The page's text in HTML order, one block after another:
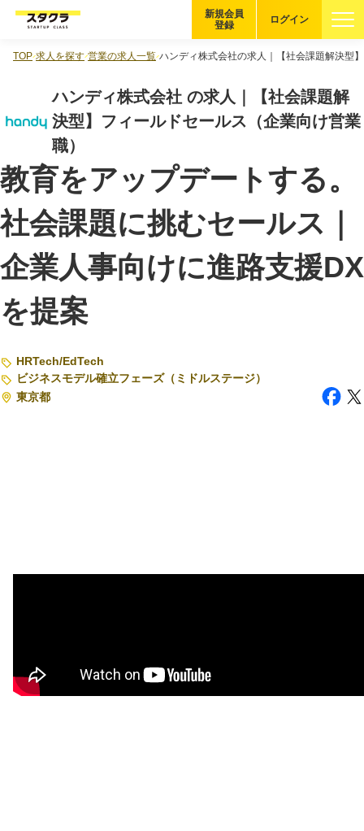
企業を探す
適性診断
スタクラが選ばれる理由
紹介する企業について
登録者の転職・副業実績
Startup Magazine
注目スタートアップ
ログイン
新規会員
登録
TOP 求人を探す 営業の求人一覧 ハンディ株式会社の求人｜【社会課題解決型
ハンディ株式会社 の求人｜【社会課題解
決型】フィールドセールス（企業向け営業
職）
教育をアップデートする。
社会課題に挑むセールス｜
企業人事向けに進路支援DX
を提案
HRTech/EdTech
ビジネスモデル確立フェーズ（ミドルステージ）
東京都